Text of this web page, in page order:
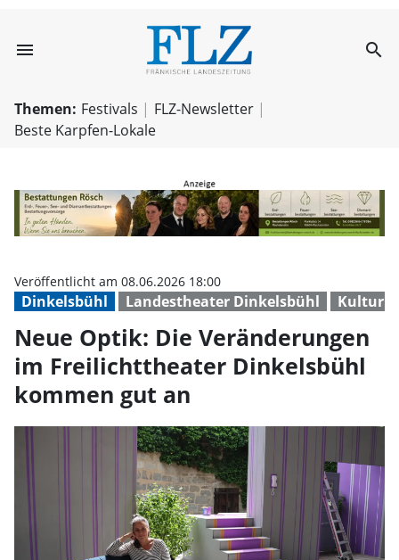
menu Neue Optik: search
Themen: Festivals
FLZ-Newsletter
Beste Karpfen-Lokale
Dinkelsbühl Landestheater Dinkelsbühl Kultur
Veröffentlicht am 08.06.2026 18:00
Neue Optik: Die Veränderungen
im Freilichttheater Dinkelsbühl
kommen gut an